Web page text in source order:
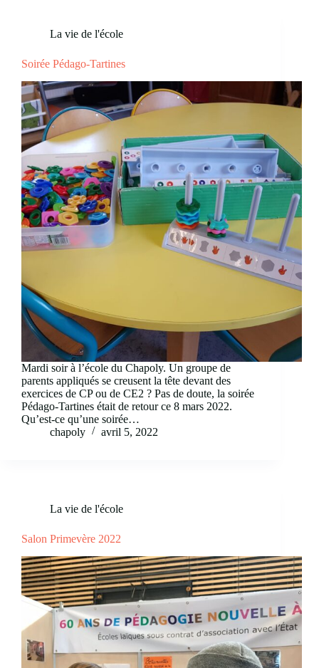
La vie de l'école
Soirée Pédago-Tartines
Mardi soir à l’école du Chapoly. Un groupe de
parents appliqués se creusent la tête devant des
exercices de CP ou de CE2 ? Pas de doute, la soirée
Pédago-Tartines était de retour ce 8 mars 2022.
Qu’est-ce qu’une soirée…
chapoly
avril 5, 2022
La vie de l'école
Salon Primevère 2022